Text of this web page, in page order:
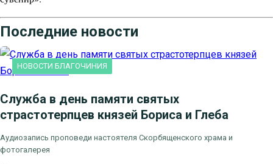
Последние новости
НОВОСТИ БЛАГОЧИНИЯ
Служба в день памяти святых
страстотерпцев князей Бориса и Глеба
Аудиозапись проповеди настоятеля Скорбященского храма и
фотогалерея